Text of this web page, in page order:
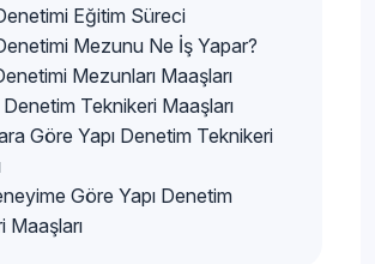
Eğitim Süreci
Mezunu Ne İş Yapar?
Mezunları Maaşları
Denetim Teknikeri Maaşları
Göre Yapı Denetim Teknikeri
Göre Yapı Denetim
Maaşları